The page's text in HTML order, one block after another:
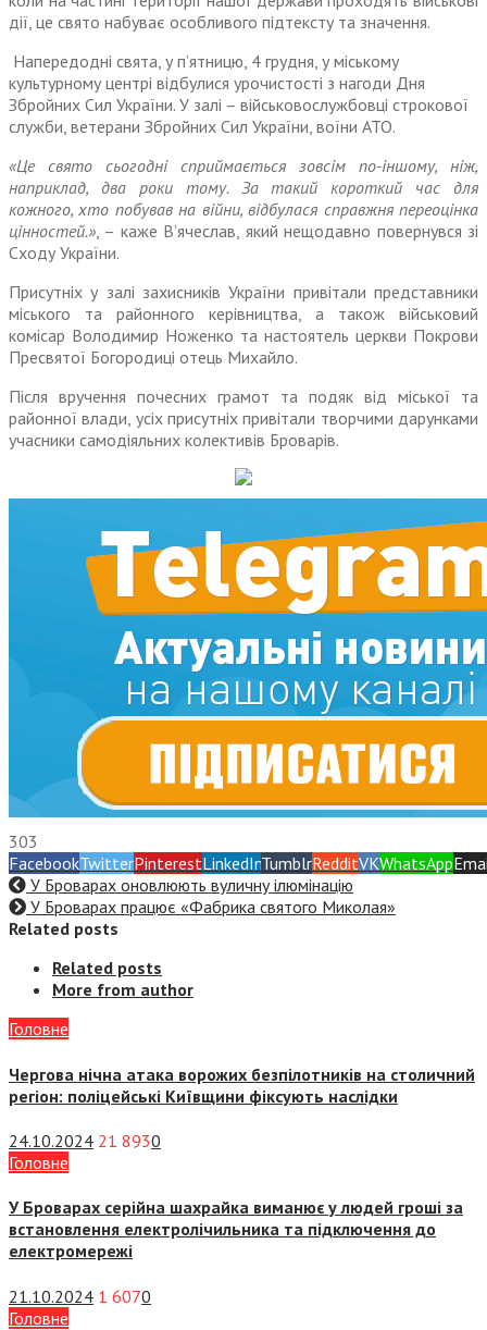
дії, це свято набуває особливого підтексту та значення.
Напередодні свята, у п’ятницю, 4 грудня, у міському
культурному центрі відбулися урочистості з нагоди Дня
Збройних Сил України. У залі – військовослужбовці строкової
служби, ветерани Збройних Сил України, воїни АТО.
«Це свято сьогодні сприймається зовсім по-іншому, ніж,
наприклад, два роки тому. За такий короткий час для
кожного, хто побував на війни, відбулася справжня переоцінка
цінностей.», – каже В’ячеслав, який нещодавно повернувся зі
Сходу України.
Присутніх у залі захисників України привітали представники
міського та районного керівництва, а також військовий
комісар Володимир Ноженко та настоятель церкви Покрови
Пресвятої Богородиці отець Михайло.
Після вручення почесних грамот та подяк від міської та
районної влади, усіх присутніх привітали творчими дарунками
учасники самодіяльних колективів Броварів.
303
FacebookTwitterPinterestLinkedInTumblrRedditVKWhatsApp
У Броварах оновлюють вуличну ілюмінацію
У Броварах працює «Фабрика святого Миколая»
Related posts
Related posts
More from author
Головне
Чергова нічна атака ворожих безпілотників на столичний
регіон: поліцейські Київщини фіксують наслідки
24.10.2024 21 8930
Головне
У Броварах серійна шахрайка виманює у людей гроші за
встановлення електролічильника та підключення до
електромережі
21.10.2024 1 6070
Головне